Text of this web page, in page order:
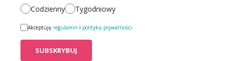
Codzienny Tygodniowy
Akceptuję regulamin i politykę prywatności